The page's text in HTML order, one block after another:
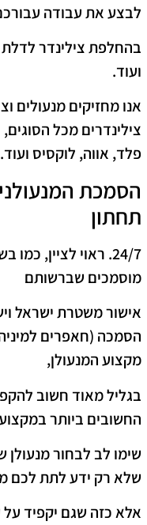
לבצע את עבודה
בהחלפת צילינדר
ועוד.
אנו מחזיקים מנעולים
צילינדרים מכל
פלד, אווה, לוקסיס ועוד.
הסמכת
תחתון
24/7. ראוי לציין,
מוסמכים שברשותם
אישור משטרת ישראל
הסמכה (חאפרים
מקצוע המנעולן,
בגליל מאוד חשוב
החשובים ביותר
שימו לב לבחור מנעולן
שלא רק ידע לתת לכם
אלא כזה שגם יקפיד על